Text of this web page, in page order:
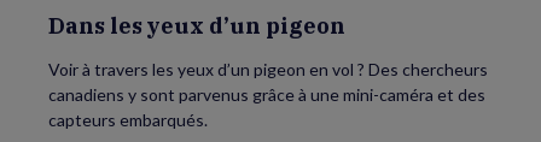
Dans les yeux d’un pigeon
Voir à travers les yeux d’un pigeon en vol ? Des chercheurs
canadiens y sont parvenus grâce à une mini-caméra et des
capteurs embarqués.